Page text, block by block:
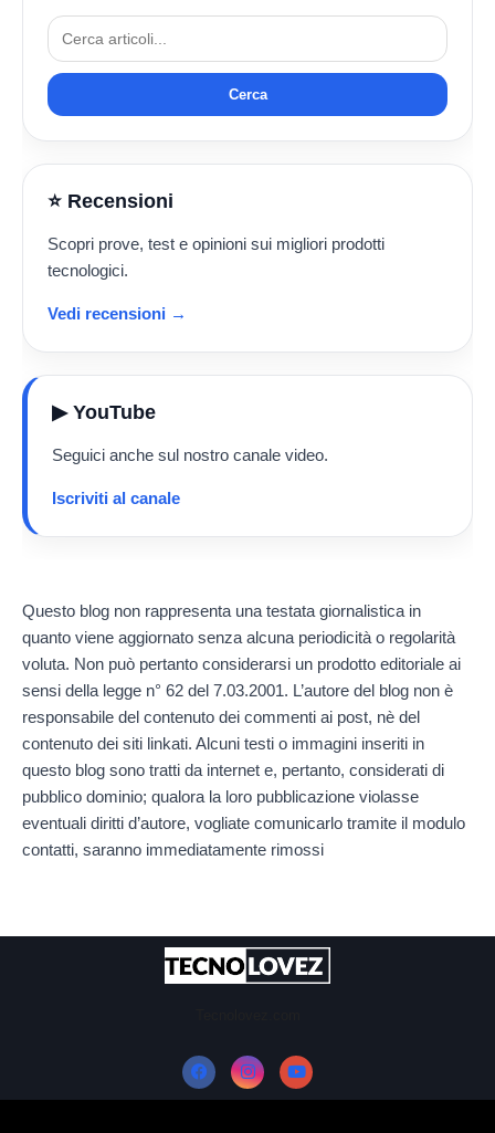
Cerca
⭐ Recensioni
Scopri prove, test e opinioni sui migliori prodotti
tecnologici.
Vedi recensioni →
▶ YouTube
Seguici anche sul nostro canale video.
Iscriviti al canale
Questo blog non rappresenta una testata giornalistica in
quanto viene aggiornato senza alcuna periodicità o regolarità
voluta. Non può pertanto considerarsi un prodotto editoriale ai
sensi della legge n° 62 del 7.03.2001. L’autore del blog non è
responsabile del contenuto dei commenti ai post, nè del
contenuto dei siti linkati. Alcuni testi o immagini inseriti in
questo blog sono tratti da internet e, pertanto, considerati di
pubblico dominio; qualora la loro pubblicazione violasse
eventuali diritti d’autore, vogliate comunicarlo tramite il modulo
contatti, saranno immediatamente rimossi